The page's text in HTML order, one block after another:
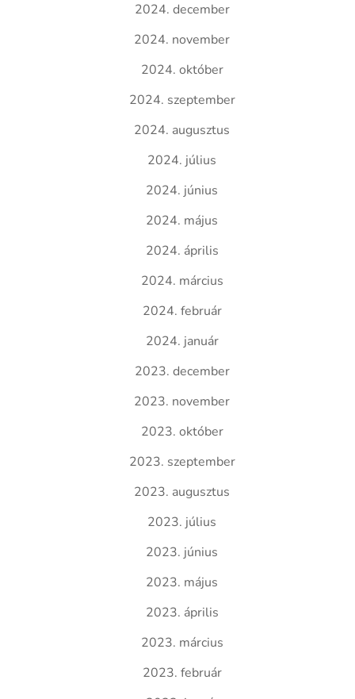
2024. december
2024. november
2024. október
2024. szeptember
2024. augusztus
2024. július
2024. június
2024. május
2024. április
2024. március
2024. február
2024. január
2023. december
2023. november
2023. október
2023. szeptember
2023. augusztus
2023. július
2023. június
2023. május
2023. április
2023. március
2023. február